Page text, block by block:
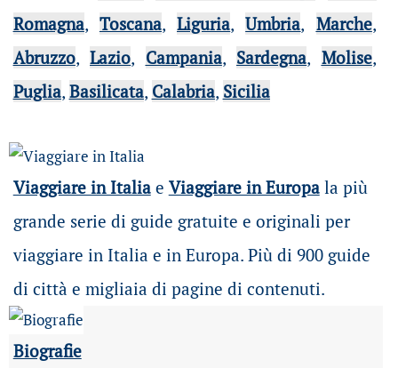
Romagna, Toscana,Liguria,Umbria, Marche,
Abruzzo,Lazio, Campania, Sardegna, Molise,
Puglia, Basilicata, Calabria, Sicilia
Viaggiare in Italiae Viaggiare in Europala più
grande serie di guide gratuite e originali per
viaggiare in Italia e in Europa. Più di 900 guide
di città e migliaia di pagine di contenuti.
Biografie